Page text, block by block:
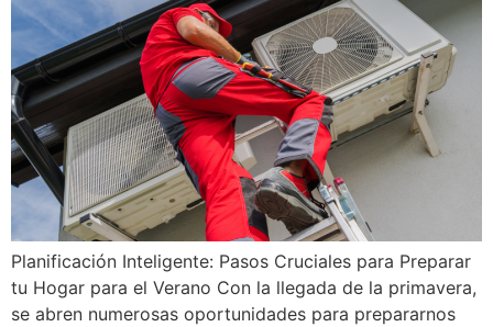
Planificación Inteligente: Pasos Cruciales para Preparar
tu Hogar para el Verano Con la llegada de la primavera,
se abren numerosas oportunidades para prepararnos